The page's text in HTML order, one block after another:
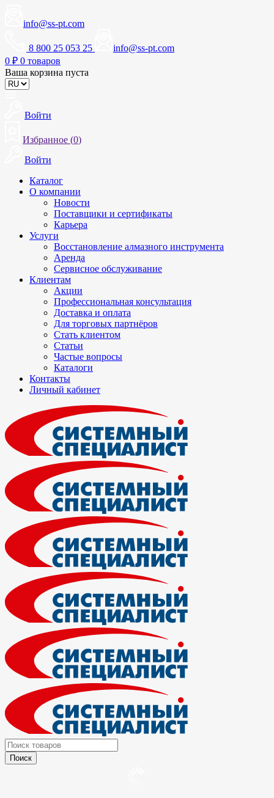
info@ss-pt.com
8 800 25 053 25
info@ss-pt.com
0 ₽ 0 товаров
Ваша корзина пуста
Войти
Избранное (0)
Войти
Каталог
О компании
Новости
Поставщики и сертификаты
Карьера
Услуги
Восстановление алмазного инструмента
Аренда
Сервисное обслуживание
Клиентам
Акции
Профессиональная консультация
Доставка и оплата
Для торговых партнёров
Стать клиентом
Статьи
Частые вопросы
Каталоги
Контакты
Личный кабинет